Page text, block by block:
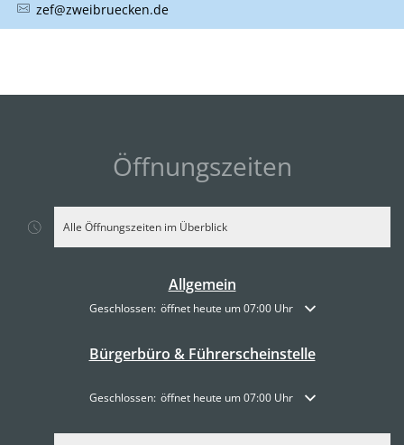
zef@zweibruecken.de
Öffnungszeiten
Alle Öffnungszeiten im Überblick
Allgemein
Klicken, um weitere Öffnungs- oder Schließzeiten
Geschlossen: öffnet heute um 07:00 Uhr
Bürgerbüro & Führerscheinstelle
Klicken, um weitere Öffnungs- oder Schließzeiten
Geschlossen: öffnet heute um 07:00 Uhr